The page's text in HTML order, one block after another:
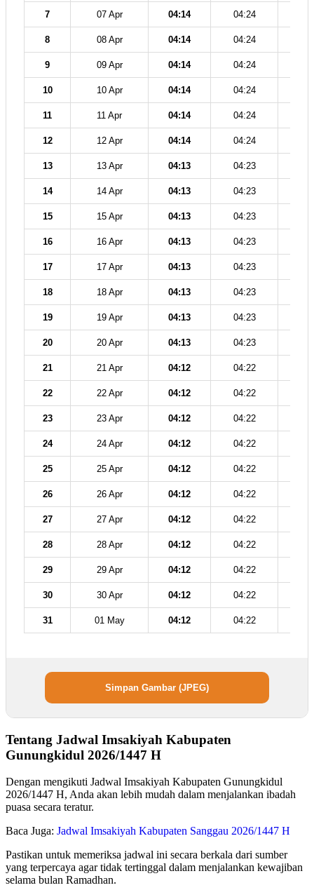
7 07 Apr 04:14 04:24
8 08 Apr 04:14 04:24
9 09 Apr 04:14 04:24
10 10 Apr 04:14 04:24
11 11 Apr 04:14 04:24
12 12 Apr 04:14 04:24
13 13 Apr 04:13 04:23
14 14 Apr 04:13 04:23
15 15 Apr 04:13 04:23
16 16 Apr 04:13 04:23
17 17 Apr 04:13 04:23
18 18 Apr 04:13 04:23
19 19 Apr 04:13 04:23
20 20 Apr 04:13 04:23
21 21 Apr 04:12 04:22
22 22 Apr 04:12 04:22
23 23 Apr 04:12 04:22
24 24 Apr 04:12 04:22
25 25 Apr 04:12 04:22
26 26 Apr 04:12 04:22
27 27 Apr 04:12 04:22
28 28 Apr 04:12 04:22
29 29 Apr 04:12 04:22
30 30 Apr 04:12 04:22
31 01 May 04:12 04:22
Simpan Gambar (JPEG)
Tentang Jadwal Imsakiyah Kabupaten
Gunungkidul 2026/1447 H
Dengan mengikuti Jadwal Imsakiyah Kabupaten Gunungkidul
2026/1447 H, Anda akan lebih mudah dalam menjalankan ibadah
puasa secara teratur.
Baca Juga: Jadwal Imsakiyah Kabupaten Sanggau 2026/1447 H
Pastikan untuk memeriksa jadwal ini secara berkala dari sumber
yang terpercaya agar tidak tertinggal dalam menjalankan kewajiban
selama bulan Ramadhan.